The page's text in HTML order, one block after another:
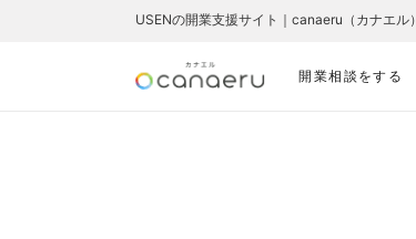
開業相談をする
USENの開業支援サイト｜canaeru（カナエル）